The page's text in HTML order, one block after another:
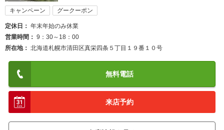
キャンペーン グークーポン
定休日
年末年始のみ休業
営業時間
9：30～18：00
所在地
北海道札幌市清田区真栄四条５丁目１９番１０号
無料電話
来店予約